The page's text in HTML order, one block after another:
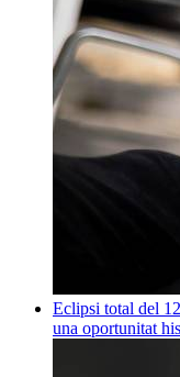
Eclipsi total del
una oportunitat